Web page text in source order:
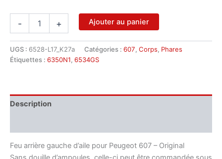
-
arrière
gauche
607
6350N1
+ Ajouter au panier
UGS : 6528-L17_K27a Catégories : 607, Corps, Phares
Étiquettes : 6350N1, 6534GS
Description
Feu arrière gauche d’aile pour Peugeot 607 – Original